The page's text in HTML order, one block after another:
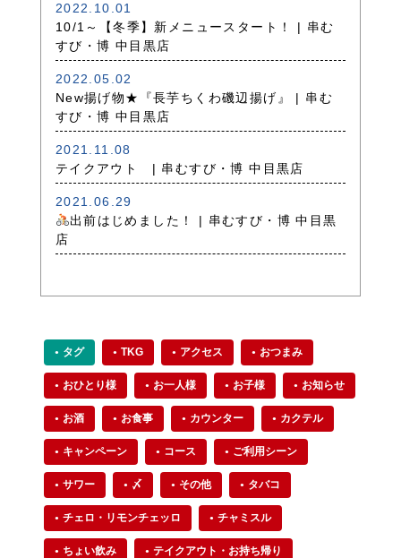
2022.10.01
10/1～【冬季】新メニュースタート！ | 串む
すび・博 中目黒店
2022.05.02
New揚げ物★『長芋ちくわ磯辺揚げ』 | 串む
すび・博 中目黒店
2021.11.08
テイクアウト | 串むすび・博 中目黒店
2021.06.29
出前はじめました！ | 串むすび・博 中目黒
店
タグ TKG アクセス おつまみ
おひとり様 お一人様 お子様 お知らせ
お酒 お食事 カウンター カクテル
キャンペーン コース ご利用シーン
サワー 〆 その他 タバコ
チェロ・リモンチェッロ チャミスル
ちょい飲み テイクアウト・お持ち帰り